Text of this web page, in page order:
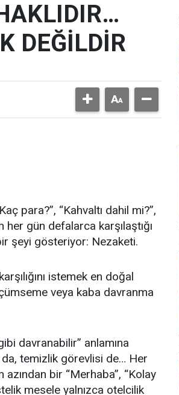
DEĞİLDİR
para?”, “Kahvaltı dahil mi?”,
her gün defalarca karşılaştığı
şeyi gösteriyor: Nezaketi.
istemek en doğal
veya kaba davranma
davranabilir” anlamına
temizlik görevlisi de… Her
bir “Merhaba”, “Kolay
mesele yalnızca otelcilik